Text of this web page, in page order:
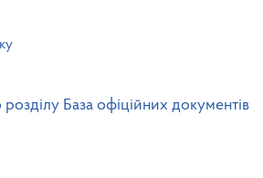
База офіційних документів